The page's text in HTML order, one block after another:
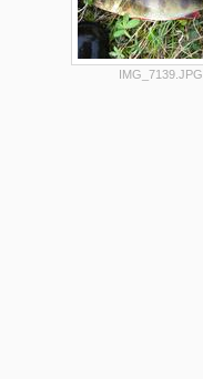
IMG_7139.JPG